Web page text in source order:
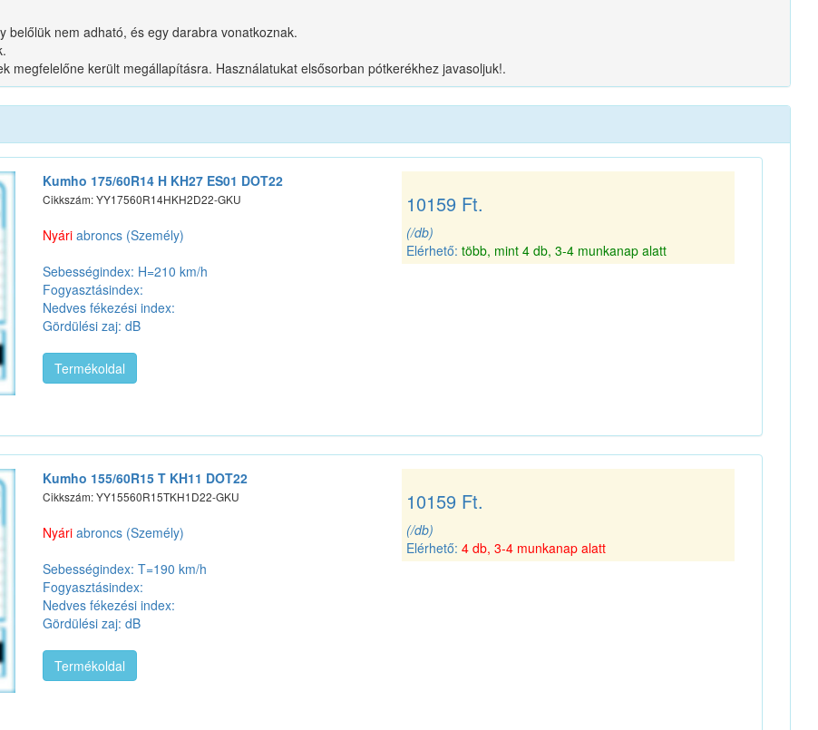
belőlük nem adható, és egy darabra vonatkoznak.
megfelelőne került megállapításra. Használatukat elsősorban pótkerékhez javasoljuk!.
Kumho 175/60R14 H KH27 ES01 DOT22
Cikkszám: YY17560R14HKH2D22-GKU
Nyáriabroncs (Személy)
Sebességindex: H=210 km/h
Fogyasztásindex:
Nedves fékezési index:
Gördülési zaj: dB
Termékoldal
10159 Ft.
(/db)
Elérhető:több, mint 4 db, 3-4 munkanap alatt
Kumho 155/60R15 T KH11 DOT22
Cikkszám: YY15560R15TKH1D22-GKU
Nyáriabroncs (Személy)
Sebességindex: T=190 km/h
Fogyasztásindex:
Nedves fékezési index:
Gördülési zaj: dB
Termékoldal
10159 Ft.
(/db)
Elérhető:4 db, 3-4 munkanap alatt